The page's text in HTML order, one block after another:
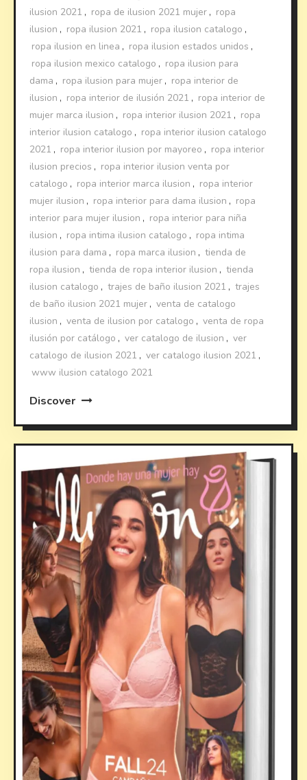
ilusion 2021 , ropa de ilusion 2021 mujer , ropa
ilusion , ropa ilusion 2021 , ropa ilusion catalogo ,
ropa ilusion en linea , ropa ilusion estados unidos ,
ropa ilusion mexico catalogo , ropa ilusion para
dama , ropa ilusion para mujer , ropa interior de
ilusion , ropa interior de ilusión 2021 , ropa interior de
mujer marca ilusion , ropa interior ilusion 2021 , ropa
interior ilusion catalogo , ropa interior ilusion catalogo
2021 , ropa interior ilusion por mayoreo , ropa interior
ilusion precios , ropa interior ilusion venta por
catalogo , ropa interior marca ilusion , ropa interior
mujer ilusion , ropa interior para dama ilusion , ropa
interior para mujer ilusion , ropa interior para niña
ilusion , ropa intima ilusion catalogo , ropa intima
ilusion para dama , ropa marca ilusion , tienda de
ropa ilusion , tienda de ropa interior ilusion , tienda
ilusion catalogo , trajes de baño ilusion 2021 , trajes
de baño ilusion 2021 mujer , venta de catalogo
ilusion , venta de ilusion por catalogo , venta de ropa
ilusión por catálogo , ver catalogo de ilusion , ver
catalogo de ilusion 2021 , ver catalogo ilusion 2021 ,
www ilusion catalogo 2021
Discover